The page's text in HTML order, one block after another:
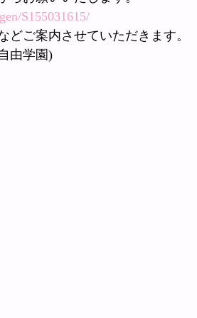
S155031615/
どご案内させていただきます。
由学園)